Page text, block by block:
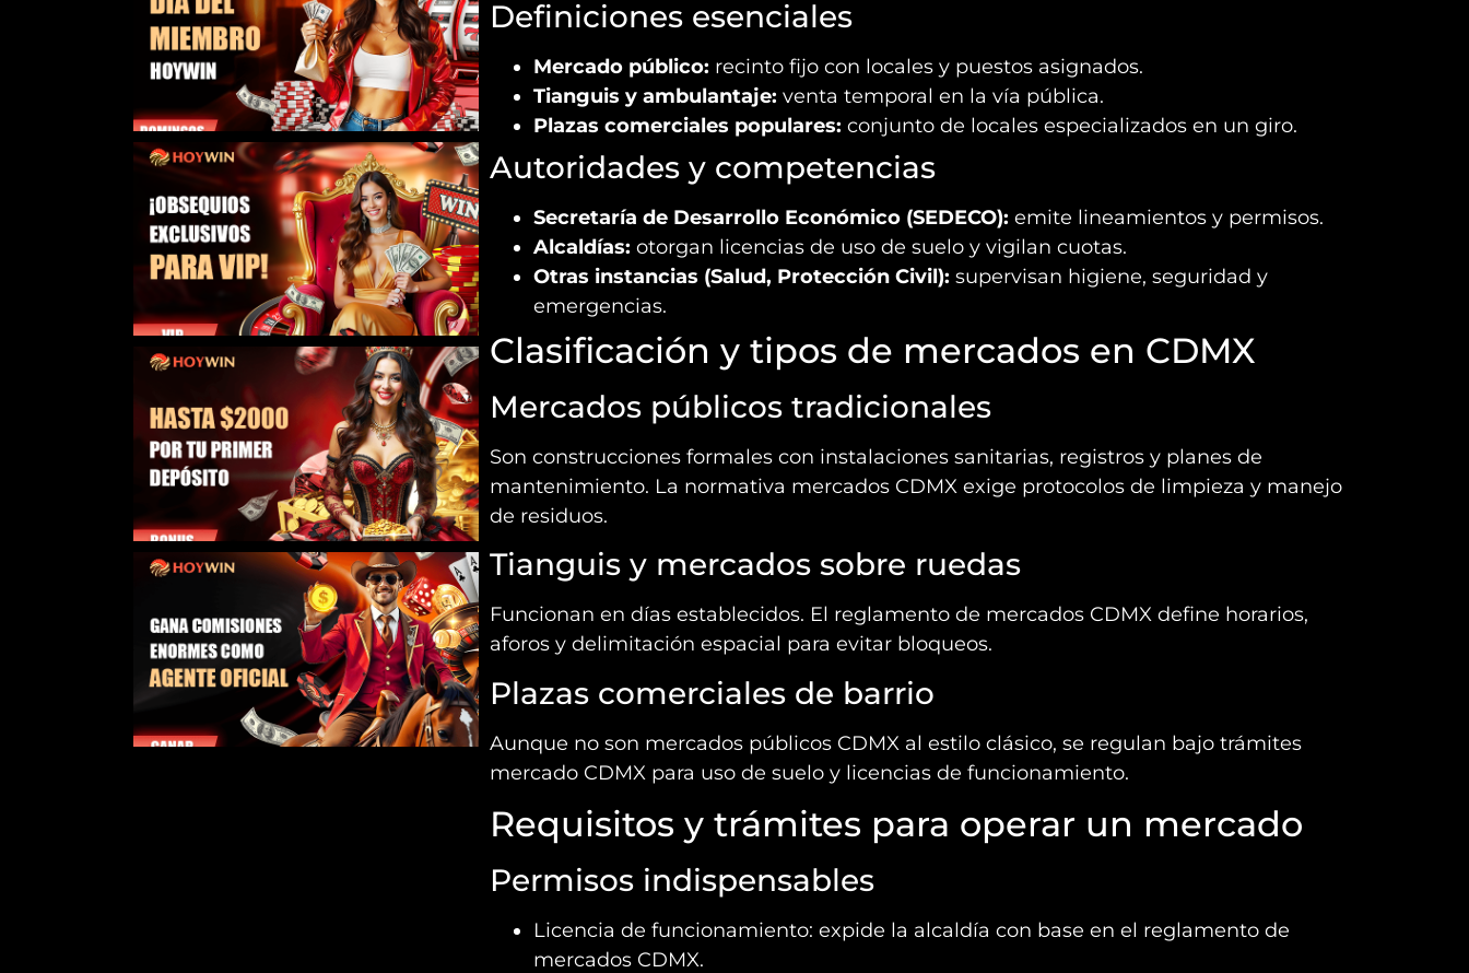
Definiciones esenciales
Mercado público: recinto fijo con locales y puestos asignados.
Tianguis y ambulantaje: venta temporal en la vía pública.
Plazas comerciales populares: conjunto de locales especializados en un giro.
Autoridades y competencias
Secretaría de Desarrollo Económico (SEDECO): emite lineamientos y permisos.
Alcaldías: otorgan licencias de uso de suelo y vigilan cuotas.
Otras instancias (Salud, Protección Civil): supervisan higiene, seguridad y
emergencias.
Clasificación y tipos de mercados en CDMX
Mercados públicos tradicionales
Son construcciones formales con instalaciones sanitarias, registros y planes de
mantenimiento. La normativa mercados CDMX exige protocolos de limpieza y manejo
de residuos.
Tianguis y mercados sobre ruedas
Funcionan en días establecidos. El reglamento de mercados CDMX define horarios,
aforos y delimitación espacial para evitar bloqueos.
Plazas comerciales de barrio
Aunque no son mercados públicos CDMX al estilo clásico, se regulan bajo trámites
mercado CDMX para uso de suelo y licencias de funcionamiento.
Requisitos y trámites para operar un mercado
Permisos indispensables
Licencia de funcionamiento: expide la alcaldía con base en el reglamento de
mercados CDMX.